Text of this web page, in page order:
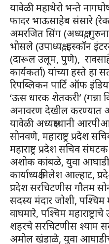
यावेळी महाथेरो भन्ते
फादर भाऊसाहेब संसारे
अमरजित सिंग (अध्यक्ष,
भोसले (उपाध्यक्ष, इस्कॉन
(दारूल उलूम, पुणे),
कार्यकर्ता) यांच्या हस्ते
रिपब्लिकन पार्टि ऑफ
‘ऊस धारक शेतकरी’ (गन्ना
अनावरण देखील करण्यात
यावेळी अध्यक्षस्थानी
सोनवणे, महाराष्ट्र प्रदेश
महाराष्ट्र प्रदेश सचिव
अशोक कांबळे, युवा आघाडीचे
कार्याध्यक्ष निलेश आल्हाट,
प्रदेश सरचिटणीस गौतम
सदस्य मंदार जोशी, पश्चिम
वाघमारे, पश्चिम
शहरचे सरचिटणीस श्याम
अमोल खंडाळे, युवा आघाडीचे